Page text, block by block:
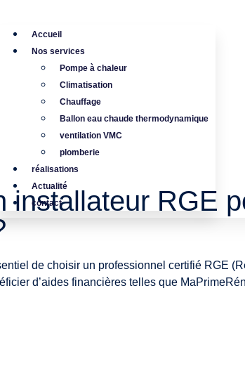
Accueil
Nos services
Pompe à chaleur
Climatisation
Chauffage
Ballon eau chaude thermodynamique
ventilation VMC
plomberie
réalisations
Actualité
contact
installateur RGE
de choisir un professionnel certifié RGE
d’aides financières telles que